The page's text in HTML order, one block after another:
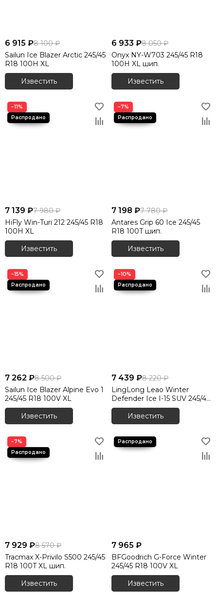
Зимние шины 305/40 R20
Зимние шины 315/35 R20
Зимние шины 315/35 R21
Зимние шины 315/35 R22
6 915 ₽8 100 ₽
Sailun Ice Blazer Arctic 245/45
R18 100H XL
Известить
6 933 ₽8 050 ₽
Onyx NY-W703 245/45 R18
100H XL шип.
Известить
−11%
7 139 ₽7 980 ₽
HiFly Win-Turi 212 245/45 R18
100H XL
Известить
−7%
7 198 ₽7 780 ₽
Antares Grip 60 Ice 245/45
R18 100T шип.
Известить
−15%
7 262 ₽8 500 ₽
Sailun Ice Blazer Alpine Evo 1
245/45 R18 100V XL
Известить
−10%
7 439 ₽8 220 ₽
LingLong Leao Winter
Defender Ice I-15 SUV 245/45
R18 96T
Известить
−7%
7 929 ₽8 570 ₽
Tracmax X-Privilo S500 245/45
R18 100T XL шип.
Известить
7 965 ₽
BFGoodrich G-Force Winter
245/45 R18 100V XL
Известить